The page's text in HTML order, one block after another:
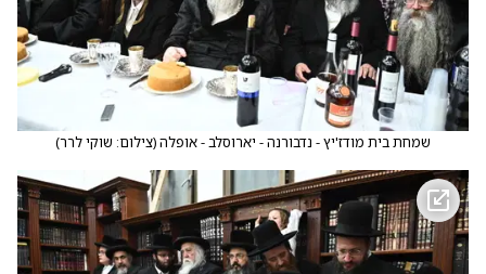
שמחת בית מודז'יץ - נדבורנה - יארוסלב - אופלה(צילום: שוקי לרר)